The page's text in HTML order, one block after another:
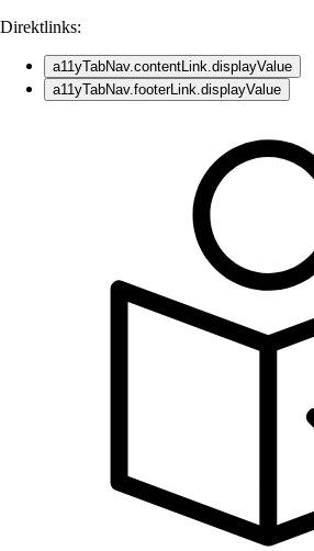
Direktlinks:
a11yTabNav.contentLink.displayValue
a11yTabNav.footerLink.displayValue